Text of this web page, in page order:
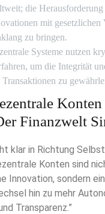
die Herausforderung
mit gesetzlichen
zu bringen.
Systeme nutzen
um die Integrität
Transaktionen zu
Finanzwelt
klar in Richtung
Konten sind
Innovation, sondern ein
hin zu mehr
Transparenz.”